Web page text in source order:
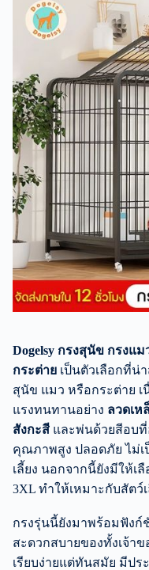
Dogelsy กรงสุนัข กรงแ
กระต่าย เป็นตัวเลือกที่น่
สุนัข แมว หรือกระต่าย
แรงทนทานอย่าง ลวดเห
สังกะสี และพ่นด้วยสีอบ
คุณภาพสูง ปลอดภัย ไม่เ
เลี้ยง นอกจากนี้ยังมีให้เ
3XL ทำให้เหมาะกับสัต
กรงรุ่นนี้ยังมาพร้อมฟังก์
สะดวกสบายของทั้งเจ้า
เรียบง่ายแต่ทันสมัย มีป